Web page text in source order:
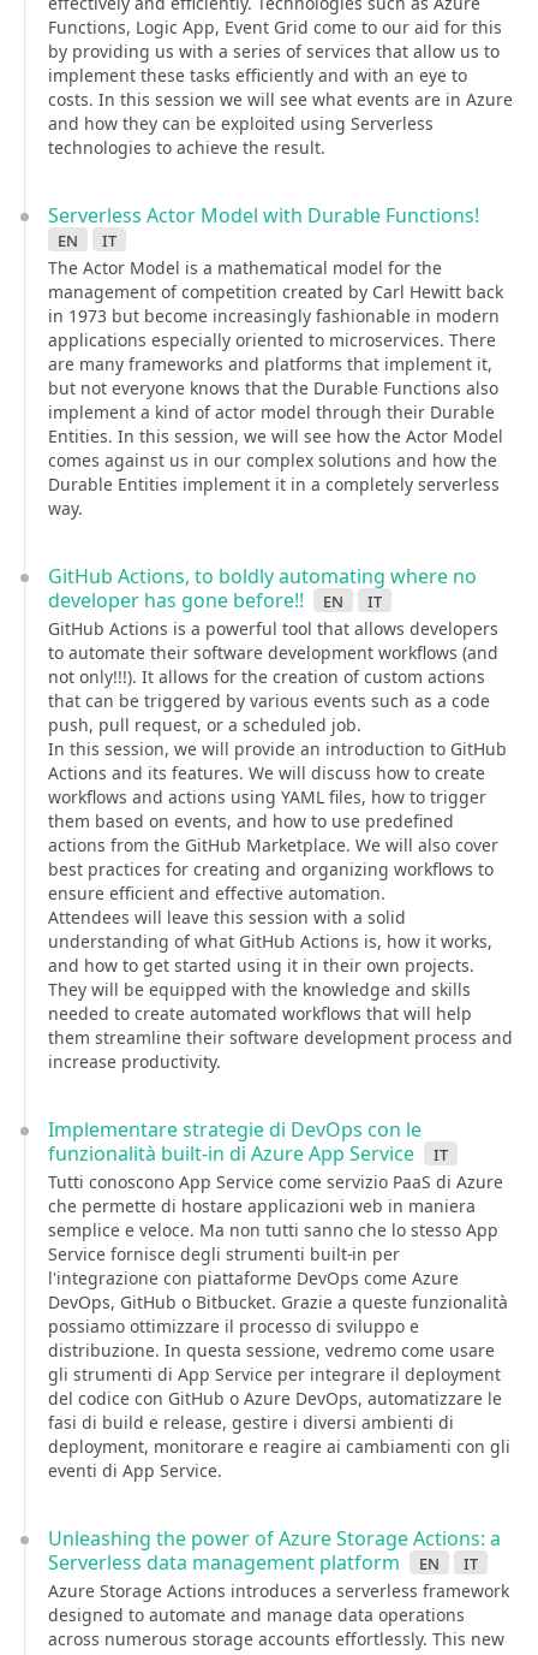
Functions, Logic App, Event Grid come to our aid for this
by providing us with a series of services that allow us to
implement these tasks efficiently and with an eye to
costs. In this session we will see what events are in Azure
and how they can be exploited using Serverless
technologies to achieve the result.
Serverless Actor Model with Durable Functions!
en
it
The Actor Model is a mathematical model for the
management of competition created by Carl Hewitt back
in 1973 but become increasingly fashionable in modern
applications especially oriented to microservices. There
are many frameworks and platforms that implement it,
but not everyone knows that the Durable Functions also
implement a kind of actor model through their Durable
Entities. In this session, we will see how the Actor Model
comes against us in our complex solutions and how the
Durable Entities implement it in a completely serverless
way.
GitHub Actions, to boldly automating where no
developer has gone before!!
en it
GitHub Actions is a powerful tool that allows developers
to automate their software development workflows (and
not only!!!). It allows for the creation of custom actions
that can be triggered by various events such as a code
push, pull request, or a scheduled job.
In this session, we will provide an introduction to GitHub
Actions and its features. We will discuss how to create
workflows and actions using YAML files, how to trigger
them based on events, and how to use predefined
actions from the GitHub Marketplace. We will also cover
best practices for creating and organizing workflows to
ensure efficient and effective automation.
Attendees will leave this session with a solid
understanding of what GitHub Actions is, how it works,
and how to get started using it in their own projects.
They will be equipped with the knowledge and skills
needed to create automated workflows that will help
them streamline their software development process and
increase productivity.
Implementare strategie di DevOps con le
funzionalità built-in di Azure App Service
it
Tutti conoscono App Service come servizio PaaS di Azure
che permette di hostare applicazioni web in maniera
semplice e veloce. Ma non tutti sanno che lo stesso App
Service fornisce degli strumenti built-in per
l'integrazione con piattaforme DevOps come Azure
DevOps, GitHub o Bitbucket. Grazie a queste funzionalità
possiamo ottimizzare il processo di sviluppo e
distribuzione. In questa sessione, vedremo come usare
gli strumenti di App Service per integrare il deployment
del codice con GitHub o Azure DevOps, automatizzare le
fasi di build e release, gestire i diversi ambienti di
deployment, monitorare e reagire ai cambiamenti con gli
eventi di App Service.
Unleashing the power of Azure Storage Actions: a
Serverless data management platform
en it
Azure Storage Actions introduces a serverless framework
designed to automate and manage data operations
across numerous storage accounts effortlessly. This new